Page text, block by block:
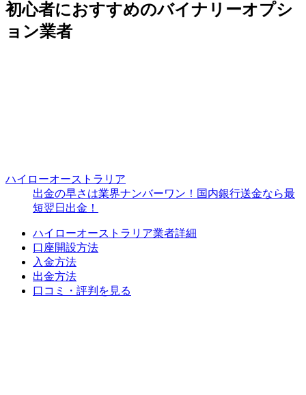
初心者におすすめのバイナリーオプシ
ョン業者
ハイローオーストラリア
出金の早さは業界ナンバーワン！国内銀行送金なら最
短翌日出金！
ハイローオーストラリア業者詳細
口座開設方法
入金方法
出金方法
口コミ・評判を見る